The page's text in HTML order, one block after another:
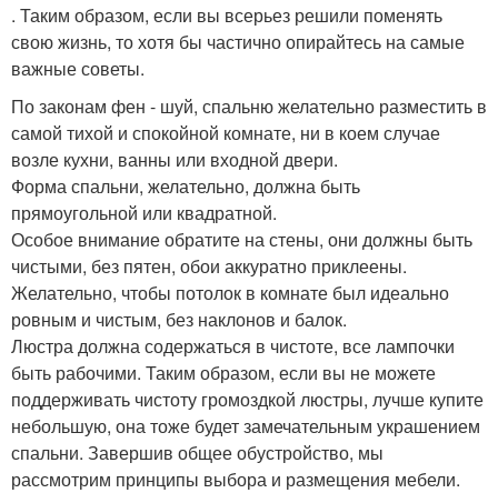
. Таким образом, если вы всерьез решили поменять
свою жизнь, то хотя бы частично опирайтесь на самые
важные советы.
По законам фен - шуй, спальню желательно разместить в
самой тихой и спокойной комнате, ни в коем случае
возле кухни, ванны или входной двери.
Форма спальни, желательно, должна быть
прямоугольной или квадратной.
Особое внимание обратите на стены, они должны быть
чистыми, без пятен, обои аккуратно приклеены.
Желательно, чтобы потолок в комнате был идеально
ровным и чистым, без наклонов и балок.
Люстра должна содержаться в чистоте, все лампочки
быть рабочими. Таким образом, если вы не можете
поддерживать чистоту громоздкой люстры, лучше купите
небольшую, она тоже будет замечательным украшением
спальни. Завершив общее обустройство, мы
рассмотрим принципы выбора и размещения мебели.